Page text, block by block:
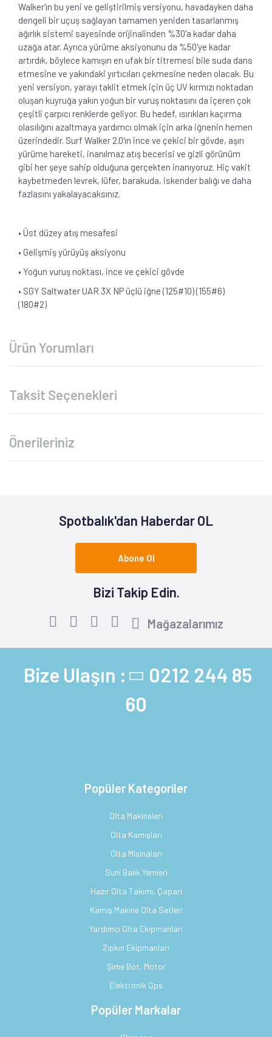
Walker'ın bu yeni ve geliştirilmiş versiyonu, havadayken daha
dengeli bir uçuş sağlayan tamamen yeniden tasarlanmış
ağırlık sistemi sayesinde orijinalinden %30'a kadar daha
uzağa atar. Ayrıca yürüme aksiyonunu da %50'ye kadar
artırdık, böylece kamışın en ufak bir titremesi bile suda dans
etmesine ve yakındaki yırtıcıları çekmesine neden olacak. Bu
yeni versiyon, yarayı taklit etmek için üç UV kırmızı noktadan
oluşan kuyruğa yakın yoğun bir vuruş noktasını da içeren çok
çeşitli çarpıcı renklerde geliyor. Bu hedef, ısırıkları kaçırma
olasılığını azaltmaya yardımcı olmak için arka iğnenin hemen
üzerindedir. Surf Walker 2.0'ın ince ve çekici bir gövde, aşırı
yürüme hareketi, inanılmaz atış becerisi ve gizli görünüm
gibi her şeye sahip olduğuna gerçekten inanıyoruz. Hiç vakit
kaybetmeden levrek, lüfer, barakuda, iskender balığı ve daha
fazlasını yakalayacaksınız.
• Üst düzey atış mesafesi
• Gelişmiş yürüyüş aksiyonu
• Yoğun vuruş noktası, ince ve çekici gövde
• SGY Saltwater UAR 3X NP üçlü iğne (125#10) (155#6)
(180#2)
Ürün Yorumları
Taksit Seçenekleri
Önerileriniz
Spotbalık'dan Haberdar OL
Abone Ol
Bizi Takip Edin.
Mağazalarımız
Bize Ulaşın : 0212 244 85
60
Popüler Kategoriler
Olta Makineleri
Olta Kamışları
Olta Misinaları
Suni Balık Yemleri
Hazır Olta Takımı, Çapari
Kamış Makine Olta Setleri
Yardımcı Olta Ekipmanları
Zıpkın Ekipmanları
Şime Bot, Motor
Elektronik Gps
Popüler Markalar